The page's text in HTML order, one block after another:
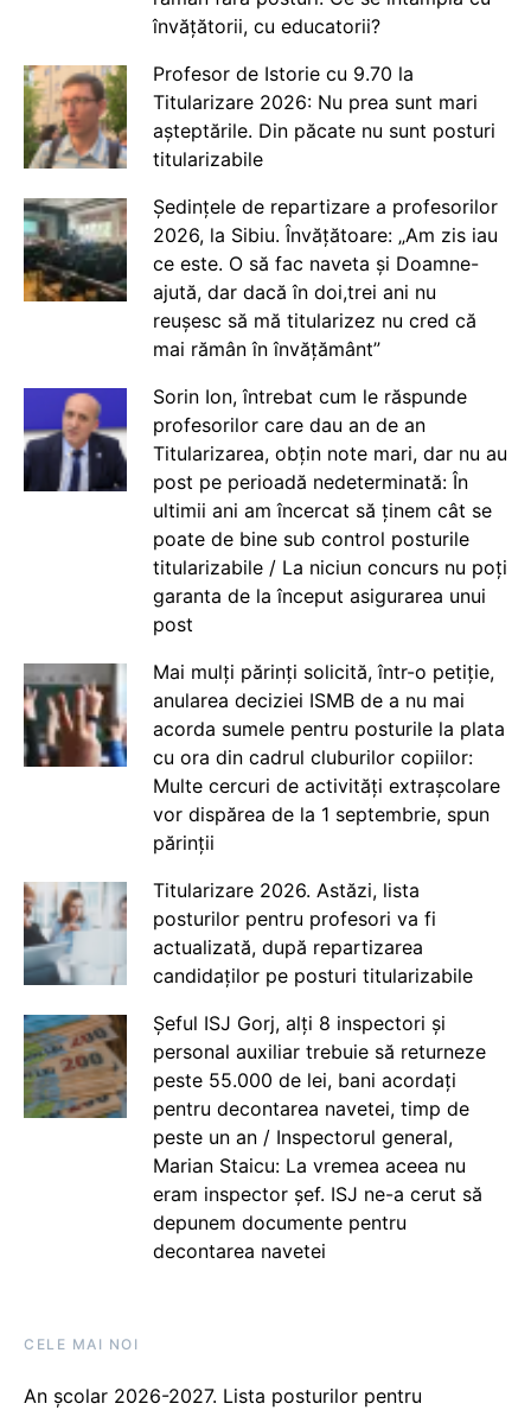
învățătorii, cu educatorii?
Profesor de Istorie cu 9.70 la
Titularizare 2026: Nu prea sunt mari
așteptările. Din păcate nu sunt posturi
titularizabile
Ședințele de repartizare a profesorilor
2026, la Sibiu. Învățătoare: „Am zis iau
ce este. O să fac naveta și Doamne-
ajută, dar dacă în doi,trei ani nu
reușesc să mă titularizez nu cred că
mai rămân în învățământ”
Sorin Ion, întrebat cum le răspunde
profesorilor care dau an de an
Titularizarea, obțin note mari, dar nu au
post pe perioadă nedeterminată: În
ultimii ani am încercat să ținem cât se
poate de bine sub control posturile
titularizabile / La niciun concurs nu poți
garanta de la început asigurarea unui
post
Mai mulți părinți solicită, într-o petiție,
anularea deciziei ISMB de a nu mai
acorda sumele pentru posturile la plata
cu ora din cadrul cluburilor copiilor:
Multe cercuri de activități extrașcolare
vor dispărea de la 1 septembrie, spun
părinții
Titularizare 2026. Astăzi, lista
posturilor pentru profesori va fi
actualizată, după repartizarea
candidaților pe posturi titularizabile
Șeful ISJ Gorj, alți 8 inspectori și
personal auxiliar trebuie să returneze
peste 55.000 de lei, bani acordați
pentru decontarea navetei, timp de
peste un an / Inspectorul general,
Marian Staicu: La vremea aceea nu
eram inspector șef. ISJ ne-a cerut să
depunem documente pentru
decontarea navetei
CELE MAI NOI
An școlar 2026-2027. Lista posturilor pentru